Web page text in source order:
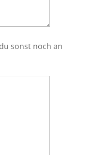
sonst noch an